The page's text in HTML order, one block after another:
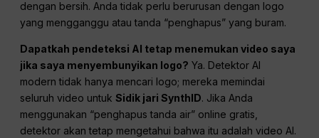
dengan bersih. Anda tidak perlu berurusan dengan logo
yang mengganggu atau tanda “penghapus” yang buram.
Dapatkah pendeteksi AI tetap menemukan video saya
jika saya menyembunyikan logo? Ya. Detektor AI
modern tidak hanya mencari logo; mereka memindai
seluruh video untukSidik jari SynthID. Jika Anda
menggunakan “penghapus tanda air” online gratis,
detektor akan tetap mengetahui bahwa itu adalah video AI.